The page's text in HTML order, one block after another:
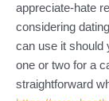
appreciate-hate
considering
can use it should
one or two for a
straightforward